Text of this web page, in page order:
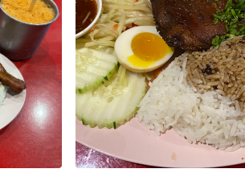
好吃的😋
隨性的感
蠻適合的